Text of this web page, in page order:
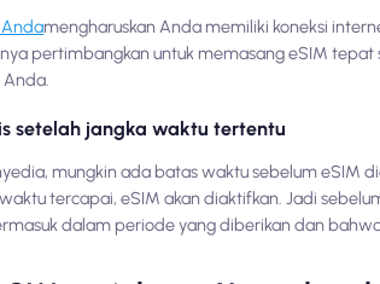
mengharuskan Anda memiliki koneksi
pertimbangkan untuk memasang eSIM
setelah jangka waktu tertentu
mungkin ada batas waktu sebelum eSIM
tercapai, eSIM akan diaktifkan. Jadi
dalam periode yang diberikan dan